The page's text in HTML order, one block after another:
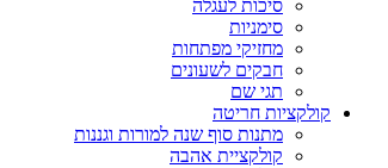
סיכות לעגלה
סימניות
מחזיקי מפתחות
חבקים לשעונים
תגי שם
קולקציות חריטה
מתנות סוף שנה למורות וגננות
קולקציית אהבה